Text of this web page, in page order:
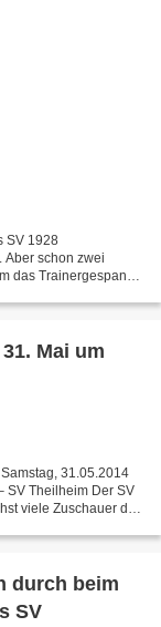
SV 1928
Aber schon zwei
das Trainergespann
Mai um
31.05.2014
SV Theilheim Der SV
viele Zuschauer den
durch beim
SV